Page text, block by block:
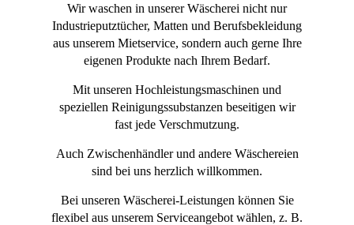
Wir waschen in unserer Wäscherei nicht nur
Industrieputztücher, Matten und Berufsbekleidung
aus unserem Mietservice, sondern auch gerne Ihre
eigenen Produkte nach Ihrem Bedarf.
Mit unseren Hochleistungsmaschinen und
speziellen Reinigungssubstanzen beseitigen wir
fast jede Verschmutzung.
Auch Zwischenhändler und andere Wäschereien
sind bei uns herzlich willkommen.
Bei unseren Wäscherei-Leistungen können Sie
flexibel aus unserem Serviceangebot wählen, z. B.